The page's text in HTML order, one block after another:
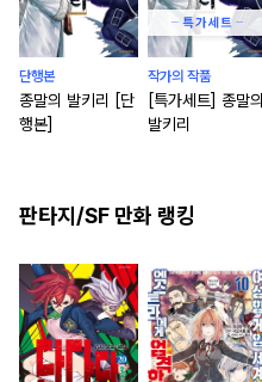
단행본
종말의 발키리 [단
행본]
작가의 작품
[특가세트] 종말의
발키리
판타지/SF 만화 랭킹